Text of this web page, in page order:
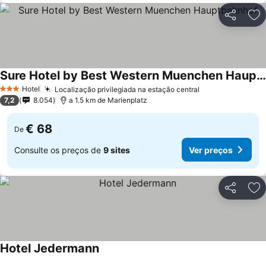
Partilhar
3 EstrelasHotel Localização privilegiada na estação central
Sure Hotel by Best Western Muenchen Hauptbahnhof
7,2 8.054 a 1.5 km de Marienplatz
De € 68
Consulte os preços de 9 sites Ver preços
Partilhar
Hotel Jedermann